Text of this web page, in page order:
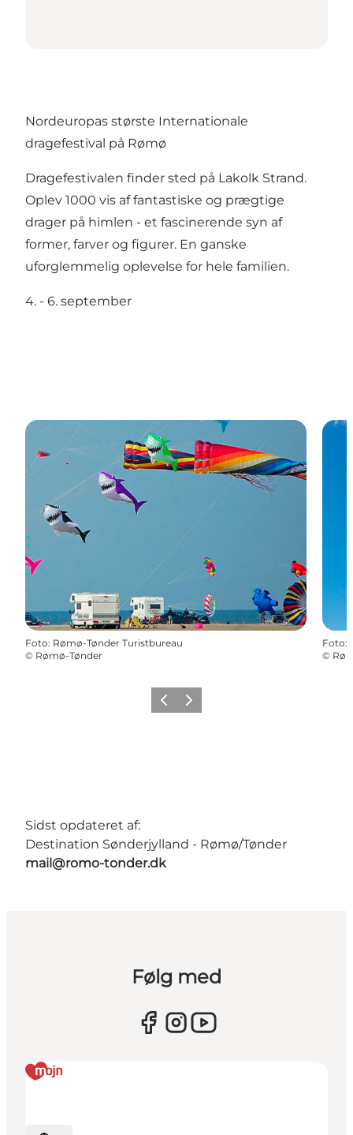
Nordeuropas største Internationale
dragefestival på Rømø
Dragefestivalen finder sted på Lakolk Strand.
Oplev 1000 vis af fantastiske og prægtige
drager på himlen - et fascinerende syn af
former, farver og figurer. En ganske
uforglemmelig oplevelse for hele familien.
4. - 6. september
Foto: Rømø-Tønder Turistbureau
© Rømø-Tønder
Foto:
©
ForrigeNæste
Sidst opdateret af:
Destination Sønderjylland - Rømø/Tønder
mail@romo-tonder.dk
Følg med